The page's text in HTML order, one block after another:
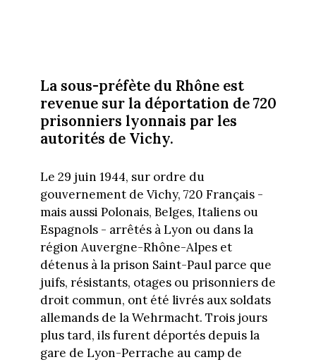
La sous-préfète du Rhône est
revenue sur la déportation de 720
prisonniers lyonnais par les
autorités de Vichy.
Le 29 juin 1944, sur ordre du
gouvernement de Vichy, 720 Français -
mais aussi Polonais, Belges, Italiens ou
Espagnols - arrêtés à Lyon ou dans la
région Auvergne-Rhône-Alpes et
détenus à la prison Saint-Paul parce que
juifs, résistants, otages ou prisonniers de
droit commun, ont été livrés aux soldats
allemands de la Wehrmacht. Trois jours
plus tard, ils furent déportés depuis la
gare de Lyon-Perrache au camp de